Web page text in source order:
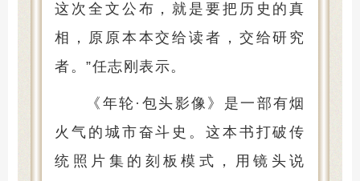
这次全文公布，就是要把历史的真
相，原原本本交给读者，交给研究
者。”任志刚表示。
《年轮·包头影像》是一部有烟
火气的城市奋斗史。这本书打破传
统照片集的刻板模式，用镜头说